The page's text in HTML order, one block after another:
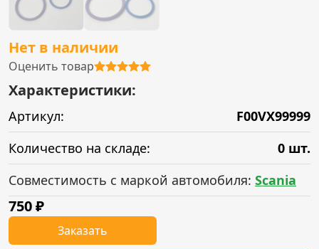
Нет в наличии
Оценить товар
Характеристики:
Артикул:
F00VX99999
Количество на складе:
0 шт.
Совместимость с маркой автомобиля: Scania
750₽
Заказать